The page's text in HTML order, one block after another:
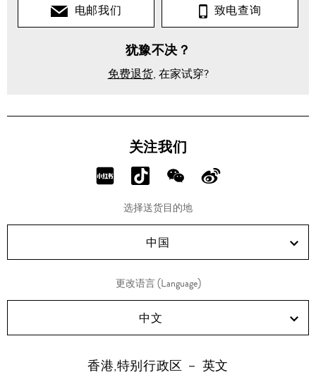
电邮我们 致电查询
犹豫不决？
免费退货, 在家试穿?
关注我们
分
RED!
分
享
Douyin!
分
享
WeChat!
分
Weibo!
选择送货目的地
中国
更改语言 (Language)
中文
香港,特别行政区 － 英文